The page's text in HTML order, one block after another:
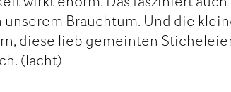
unserem Brauchtum. Und die
diese lieb gemeinten
(lacht)